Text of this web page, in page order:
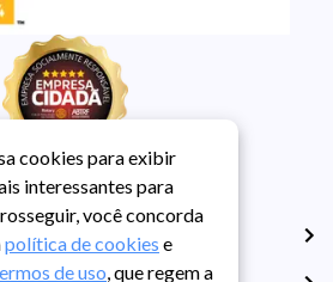
cookies para exibir
interessantes para
você concorda
política de cookies e
de uso, que regem a